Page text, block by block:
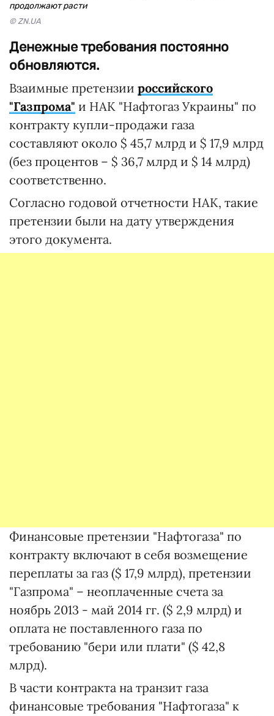
продолжают расти
© ZN.UA
Денежные требования постоянно
обновляются.
Взаимные претензии российского
"Газпрома" и НАК "Нафтогаз Украины" по
контракту купли-продажи газа
составляют около $ 45,7 млрд и $ 17,9 млрд
(без процентов – $ 36,7 млрд и $ 14 млрд)
соответственно.
Согласно годовой отчетности НАК, такие
претензии были на дату утверждения
этого документа.
Финансовые претензии "Нафтогаза" по
контракту включают в себя возмещение
переплаты за газ ($ 17,9 млрд), претензии
"Газпрома" – неоплаченные счета за
ноябрь 2013 - май 2014 гг. ($ 2,9 млрд) и
оплата не поставленного газа по
требованию "бери или плати" ($ 42,8
млрд).
В части контракта на транзит газа
финансовые требования "Нафтогаза" к